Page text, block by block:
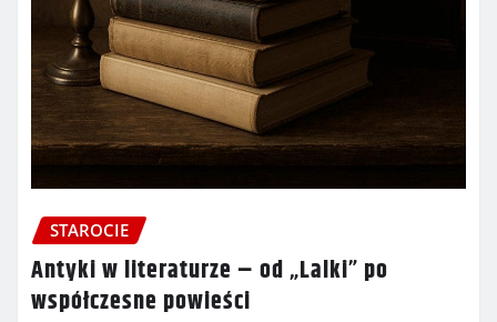
STAROCIE
Antyki w literaturze – od „Lalki” po
współczesne powieści